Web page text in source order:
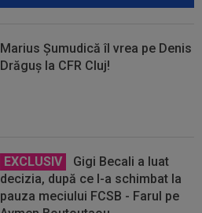
Marius Șumudică îl vrea pe Denis
Drăguș la CFR Cluj!
EXCLUSIV
Gigi Becali a luat
decizia, după ce l-a schimbat la
pauza meciului FCSB - Farul pe